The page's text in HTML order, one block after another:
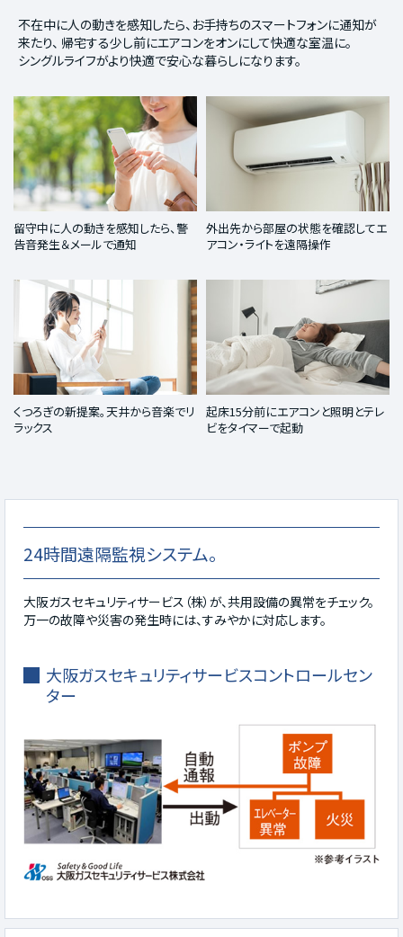
不在中に人の動きを感知したら、お手持ちのスマートフォンに通知が
来たり、 帰宅する少し前にエアコンをオンにして快適な室温に。
シングルライフがより快適で安心な暮らしになります。
留守中に人の動きを感知したら、警
告音発生＆メールで通知
外出先から部屋の状態を確認してエ
アコン・ライトを遠隔操作
くつろぎの新提案。天井から音楽でリ
ラックス
起床15分前にエアコンと照明とテレ
ビをタイマーで起動
24時間遠隔監視システム。
大阪ガスセキュリティサービス（株）が、共用設備の異常をチェック。
万一の故障や災害の発生時には、すみやかに対応します。
大阪ガスセキュリティサービスコントロールセン
ター